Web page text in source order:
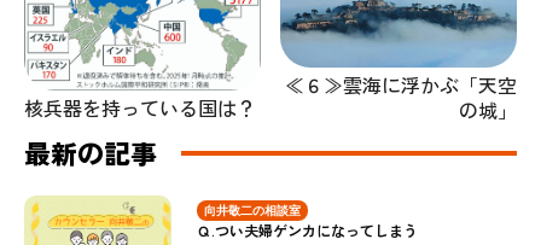
核兵器を持っている国は？
≪６≫雲海に浮かぶ「天空
の城」
最新の記事
向井敬二の相談室
Ｑ.つい夫婦ゲンカになってしまう